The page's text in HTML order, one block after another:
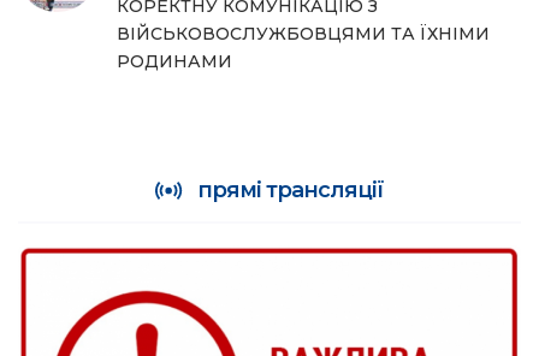
КОРЕКТНУ КОМУНІКАЦІЮ З
ВІЙСЬКОВОСЛУЖБОВЦЯМИ ТА ЇХНІМИ
РОДИНАМИ
прямі трансляції